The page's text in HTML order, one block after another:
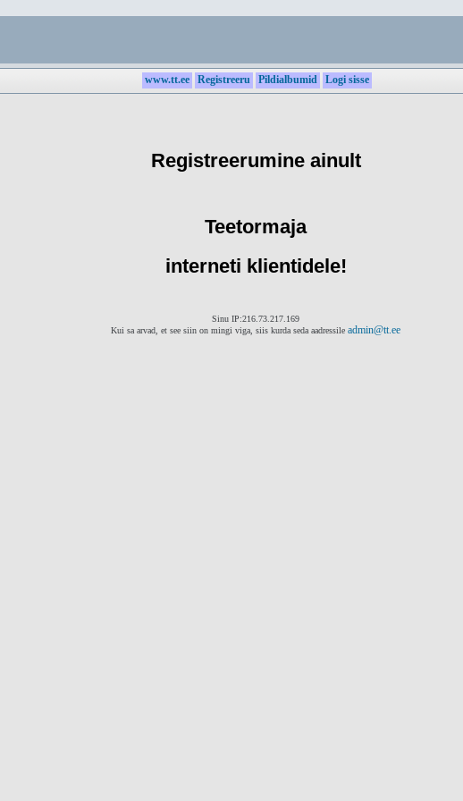
www.tt.ee Registreeru Pildialbumid Logi sisse
Registreerumine ainult
Teetormaja
interneti klientidele!
Sinu IP:216.73.217.169
Kui sa arvad, et see siin on mingi viga, siis kurda seda aadressile admin@tt.ee